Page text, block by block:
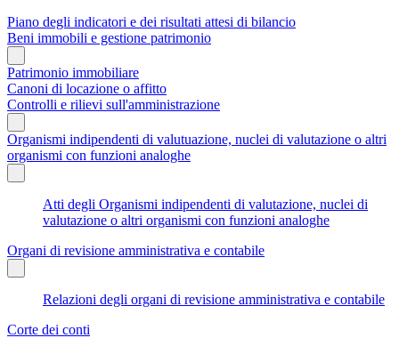
Piano degli indicatori e dei risultati attesi di bilancio
Beni immobili e gestione patrimonio
Patrimonio immobiliare
Canoni di locazione o affitto
Controlli e rilievi sull'amministrazione
Organismi indipendenti di valutuazione, nuclei di valutazione o altri
organismi con funzioni analoghe
Atti degli Organismi indipendenti di valutazione, nuclei di
valutazione o altri organismi con funzioni analoghe
Organi di revisione amministrativa e contabile
Relazioni degli organi di revisione amministrativa e contabile
Corte dei conti